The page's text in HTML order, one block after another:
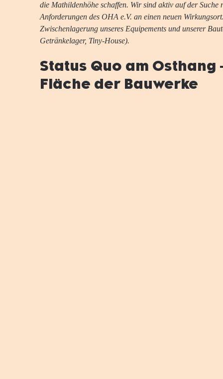
die Mathildenhöhe schaffen. Wir sind aktiv auf der
Anforderungen des OHA e.V. an einen neuen
Zwischenlagerung unseres Equipements und unserer
Getränkelager, Tiny-House).
Status Quo am Osthang
Fläche der Bauwerke